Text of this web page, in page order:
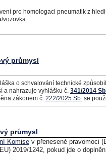
pro homologaci pneumatik z
vozovka
průmysl
o schvalování technické
a nahrazuje vyhlášku č. 341/2014
zákonem č. 222/2025 Sb. se
průmysl
Komisev přenesené pravomoci
2019/1242, pokud jde o